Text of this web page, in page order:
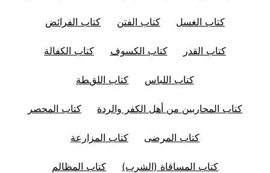
كتاب الغسل كتاب الفتن كتاب الفرائض
كتاب القدر كتاب الكسوف كتاب الكفالة
كتاب اللباس كتاب اللقطة
كتاب المحاربين من أهل الكفر والردة كتاب المحصر
كتاب المرضى كتاب المزارعة
كتاب المساقاة (الشرب) كتاب المظالم